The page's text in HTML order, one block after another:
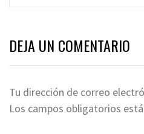
DEJA UN COMENTARIO
Tu dirección de correo
Los campos obligatorios